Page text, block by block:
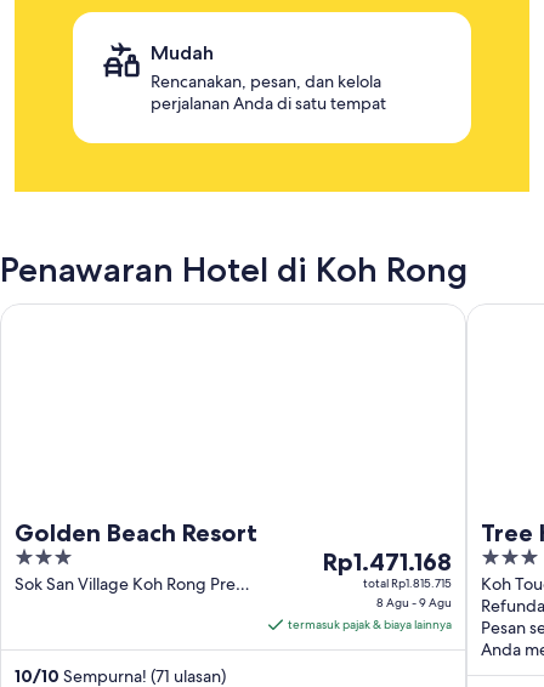
Mudah
Rencanakan, pesan, dan kelola
perjalanan Anda di satu tempat
Penawaran Hotel di Koh Rong
Golden Beach Resort
3
out
Sok San Village Koh Rong Preah
Harga
Rp1.471.168
malam
Rp1.471.168
total Rp1.815.715
8 Agu - 9 Agu
termasuk pajak & biaya lainnya
10/10 Sempurna! (71 ulasan)
Golden Beach Resort
Tree
3
out
of
5
Koh
Koh
Pesan
Anda
Tree